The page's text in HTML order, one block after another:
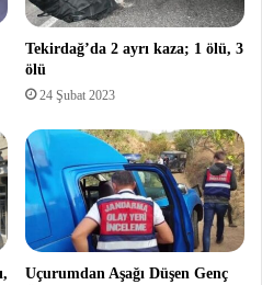
Tekirdağ’da 2 ayrı kaza; 1 ölü, 3
ölü
24 Şubat 2023
Uçurumdan Aşağı Düşen Genç